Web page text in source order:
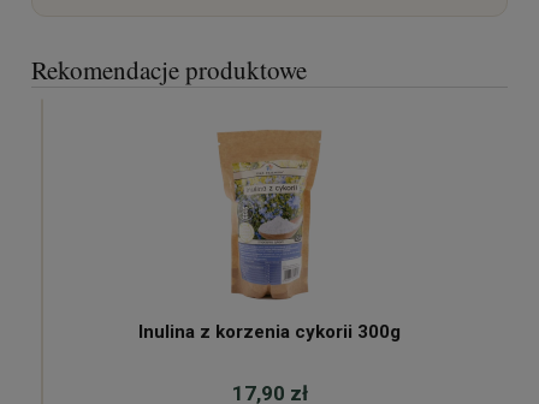
Rekomendacje produktowe
Inulina z korzenia cykorii 300g
17,90 zł